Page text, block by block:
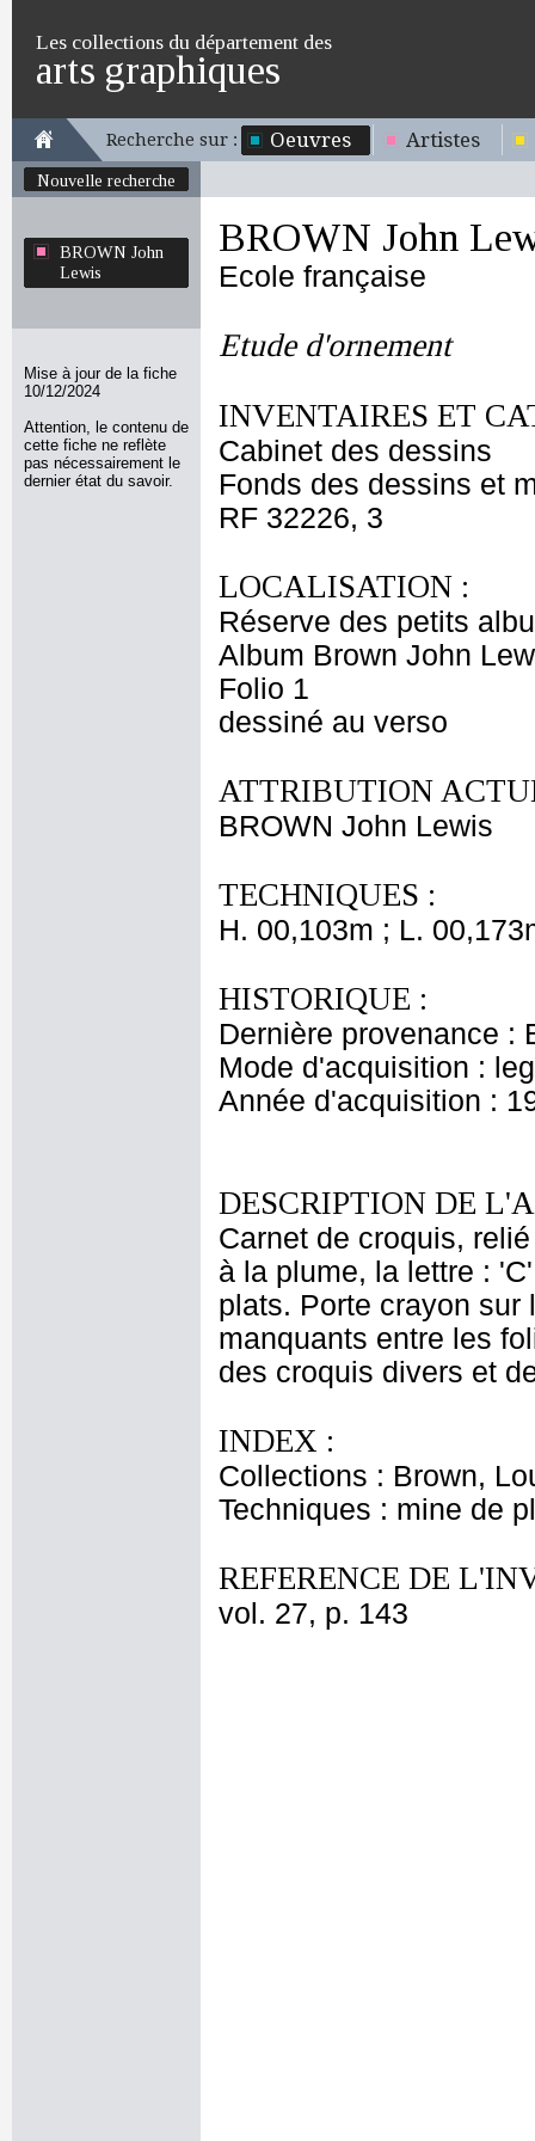
Les collections du département des
arts graphiques
Recherche sur : Oeuvres Artistes
Nouvelle recherche
BROWN John
Lewis
Mise à jour de la fiche
10/12/2024
Attention, le contenu de
cette fiche ne reflète
pas nécessairement le
dernier état du savoir.
BROWN John
Ecole française
Etude d'ornement
INVENTAIRES ET
Cabinet des dessins
Fonds des dessins et
RF 32226, 3
LOCALISATION :
Réserve des petits
Album Brown John
Folio 1
dessiné au verso
ATTRIBUTION
BROWN John Lewis
TECHNIQUES :
H. 00,103m ; L.
HISTORIQUE :
Dernière provenance :
Mode d'acquisition :
Année d'acquisition :
DESCRIPTION DE
Carnet de croquis,
à la plume, la lettre :
plats. Porte crayon sur
manquants entre les
des croquis divers et
INDEX :
Collections : Brown,
Techniques : mine de
REFERENCE DE
vol. 27, p. 143